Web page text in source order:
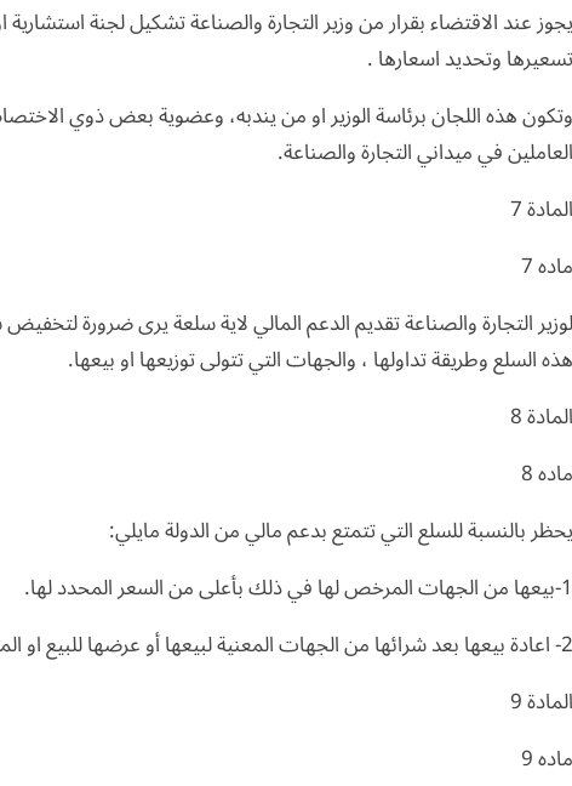
يجوز عند الاقتضاء بقرار من وزير التجارة والصناعة تشكيل لجنة استشارية
تسعيرها وتحديد اسعارها .
وتكون هذه اللجان برئاسة الوزير او من يندبه، وعضوية بعض ذوي
العاملين في ميداني التجارة والصناعة.
المادة 7
ماده 7
لوزير التجارة والصناعة تقديم الدعم المالي لاية سلعة يرى ضرورة
هذه السلع وطريقة تداولها ، والجهات التي تتولى توزيعها او بيعها.
المادة 8
ماده 8
يحظر بالنسبة للسلع التي تتمتع بدعم مالي من الدولة مايلي:
1-بيعها من الجهات المرخص لها في ذلك بأعلى من السعر المحدد لها.
2- اعادة بيعها بعد شرائها من الجهات المعنية لبيعها أو عرضها للبيع او المقايضة عليها او تصديرها للخارج.
المادة 9
ماده 9